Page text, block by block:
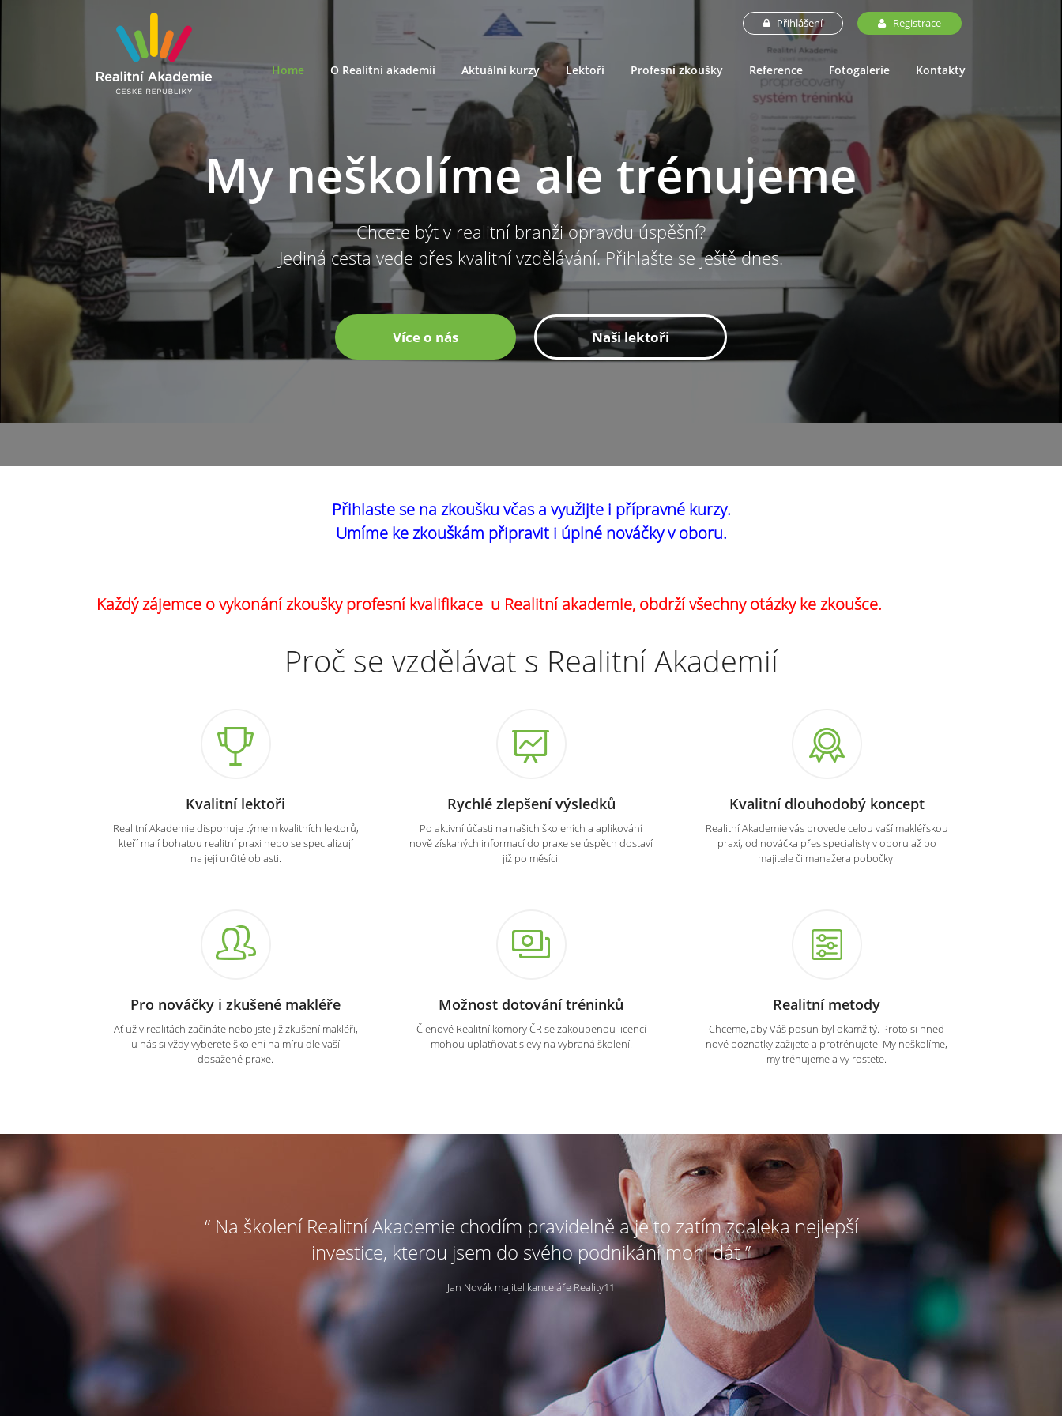
Přihlášení Registrace
Home O Realitní akademii Aktuální kurzy Lektoři Profesní zkoušky Reference Fotogalerie Kontakty
My neškolíme ale trénujeme
Chcete být v realitní branži opravdu úspěšní?
Jediná cesta vede přes kvalitní vzdělávání. Přihlašte se ještě dnes.
Více o nás Naši lektoři
Přihlaste se na zkoušku včas a využijte i přípravné kurzy.
Umíme ke zkouškám připravit i úplné nováčky v oboru.
Každý zájemce o vykonání zkoušky profesní kvalifikace u Realitní akademie, obdrží všechny otázky ke zkoušce.
Proč se vzdělávat s Realitní Akademií
Kvalitní lektoři
Realitní Akademie disponuje týmem kvalitních lektorů,
kteří mají bohatou realitní praxi nebo se specializují
na její určité oblasti.
Rychlé zlepšení výsledků
Po aktivní účasti na našich školeních a aplikování
nově získaných informací do praxe se úspěch dostaví
již po měsíci.
Kvalitní dlouhodobý koncept
Realitní Akademie vás provede celou vaší makléřskou
praxí, od nováčka přes specialisty v oboru až po
majitele či manažera pobočky.
Pro nováčky i zkušené makléře
Ať už v realitách začínáte nebo jste již zkušení makléři,
u nás si vždy vyberete školení na míru dle vaší
dosažené praxe.
Možnost dotování tréninků
Členové Realitní komory ČR se zakoupenou licencí
mohou uplatňovat slevy na vybraná školení.
Realitní metody
Chceme, aby Váš posun byl okamžitý. Proto si hned
nové poznatky zažijete a protrénujete. My neškolíme,
my trénujeme a vy rostete.
“ Na školení Realitní Akademie chodím pravidelně a je to zatím zdaleka nejlepší
investice, kterou jsem do svého podnikání mohl dát ”
Jan Novák majitel kanceláře Reality11